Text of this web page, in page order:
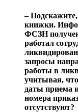
‒
книжки.
ФСЗН
работал
запросы
работы в
учитывая,
даты приема
номера
отсутствуют?